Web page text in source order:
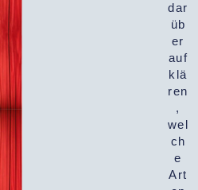
dar
üb
er
auf
klä
ren
,
wel
ch
e
Art